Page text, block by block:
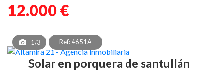
12.000 €
1/3 Ref: 4651A
Solar en porquera de santullán